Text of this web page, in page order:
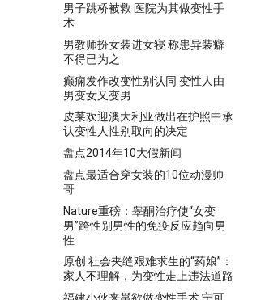
男子跳桥被救 医院为其做变性手
术
男教师扮女装进女寝 称患异装癖
不得已为之
癫痫发作改变性别认同 变性人由
男变女又变男
皮莱欢迎澳大利亚做出在护照中承
认变性人性别取向的决定
盘点2014年10大假新闻
盘点最适合穿女装的10位动漫帅
哥
Nature重磅：睾酮治疗使“女变
男”跨性别男性的免疫反应趋向男
性
原创 社会夹缝艰难求生的“药娘”：
家人不理解，为变性走上违法道路